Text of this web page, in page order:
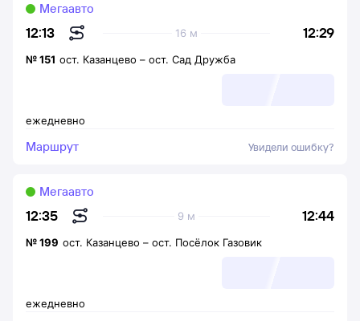
12:13 12:29
16 м
Мегаавто
ежедневно
№151 ост. Казанцево – ост. Сад Дружба
Маршрут Увидели ошибку?
12:35 12:44
9 м
Мегаавто
ежедневно
№199 ост. Казанцево – ост. Посёлок Газовик